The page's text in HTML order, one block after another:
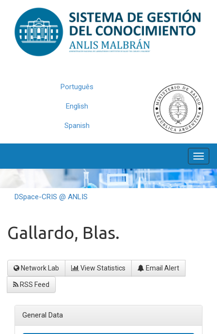
navigation
Português
English
Spanish
DSpace-CRIS @ ANLIS
Gallardo, Blas.
Network Lab View Statistics Email Alert
RSS Feed
General Data